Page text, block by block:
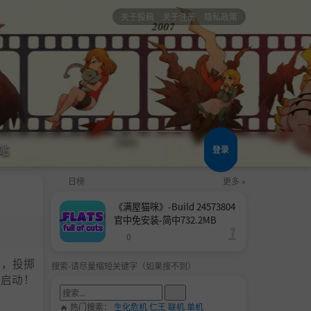
关于投稿 关于注册 隐私政策
登录
投掷
动！
日榜 更多 »
《满屋猫咪》-Build 24573804
官中免安装-简中732.2MB
0
搜索-请尽量缩短关键字（如果搜不到）
🔥 热门搜索： 生化危机仁王 联机单机